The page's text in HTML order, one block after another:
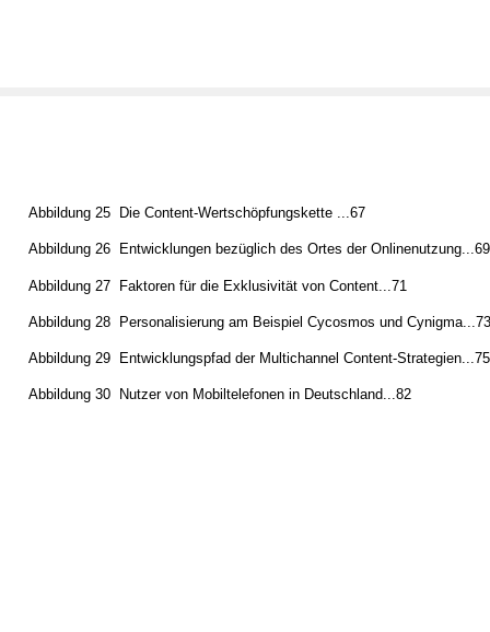
Abbildung 25 ­ Die Content-Wertschöpfungskette ...67
Abbildung 26 ­ Entwicklungen bezüglich des Ortes der Onlinenutzung...69
Abbildung 27 ­ Faktoren für die Exklusivität von Content...71
Abbildung 28 ­ Personalisierung am Beispiel Cycosmos und
Abbildung 29 ­ Entwicklungspfad der Multichannel Content-Strategien...75
Abbildung 30 ­ Nutzer von Mobiltelefonen in Deutschland...82